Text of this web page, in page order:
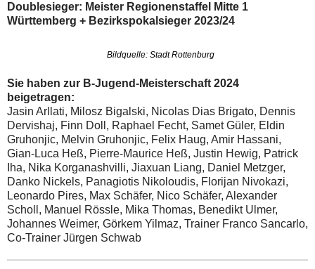
Doublesieger: Meister Regionenstaffel Mitte 1
Württemberg + Bezirkspokalsieger 2023/24
Bildquelle: Stadt Rottenburg
Sie haben zur B-Jugend-Meisterschaft 2024
beigetragen:
Jasin Arllati, Milosz Bigalski, Nicolas Dias Brigato, Dennis
Dervishaj, Finn Doll, Raphael Fecht, Samet Güler, Eldin
Gruhonjic, Melvin Gruhonjic, Felix Haug, Amir Hassani,
Gian-Luca Heß, Pierre-Maurice Heß, Justin Hewig, Patrick
Iha, Nika Korganashvilli, Jiaxuan Liang, Daniel Metzger,
Danko Nickels, Panagiotis Nikoloudis, Florijan Nivokazi,
Leonardo Pires, Max Schäfer, Nico Schäfer, Alexander
Scholl, Manuel Rössle, Mika Thomas, Benedikt Ulmer,
Johannes Weimer, Görkem Yilmaz, Trainer Franco Sancarlo,
Co-Trainer Jürgen Schwab